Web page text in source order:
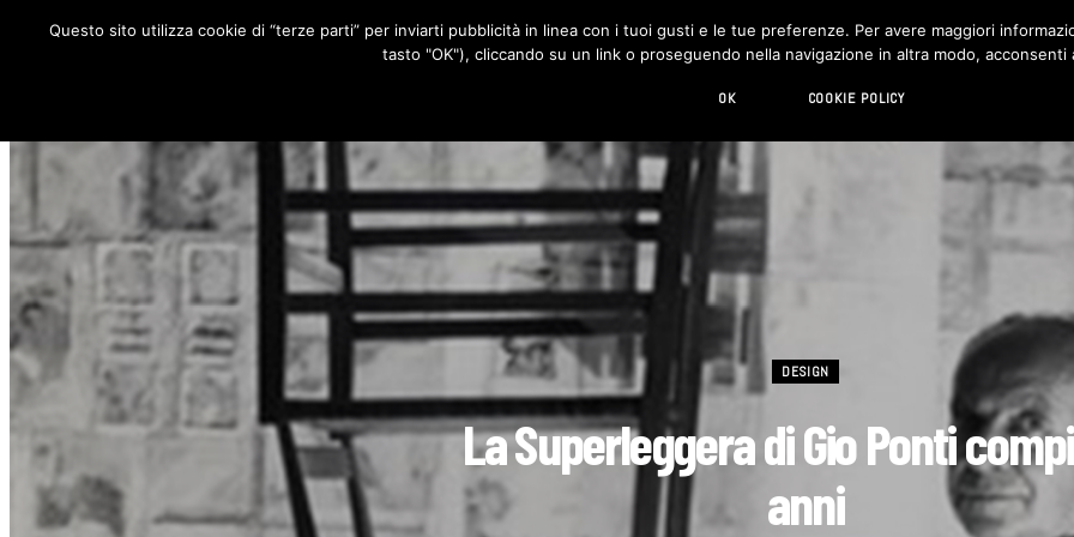
RUBRICHE DESIGN LIVING HI-TECH CHI SIAMO
DESIGN
La Superleggera di Gio Ponti
anni
Questo sito utilizza cookie di “terze parti” per inviarti pubblicità in linea con i tuoi gusti e le tue preferenze. Per avere maggiori
tasto "OK"), cliccando su un link o proseguendo nella navigazione in altra modo, acconsenti
OK COOKIE POLICY